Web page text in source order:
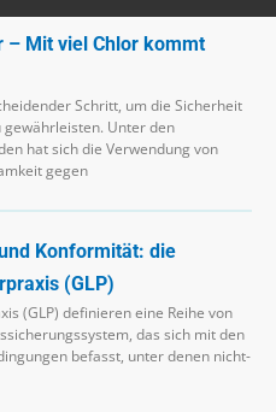
– Mit viel Chlor kommt
Schritt, um die Sicherheit
gewährleisten. Unter den
hat sich die Verwendung von
gegen
Konformität: die
(GLP)
(GLP) definieren eine Reihe von
das sich mit den
befasst, unter denen nicht-